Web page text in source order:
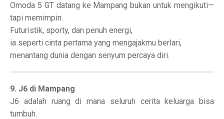
Omoda 5 GT datang ke Mampang bukan untuk mengikuti—
tapi memimpin.
Futuristik, sporty, dan penuh energi,
ia seperti cinta pertama yang mengajakmu berlari,
menantang dunia dengan senyum percaya diri.
9. J6 di Mampang
J6 adalah ruang di mana seluruh cerita keluarga bisa
tumbuh.